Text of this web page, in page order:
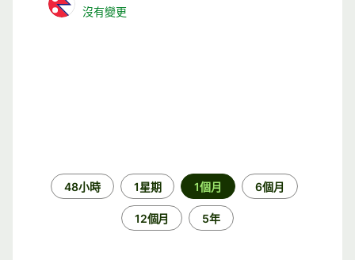
沒有變更
48小時 1星期 1個月 6個月
12個月 5年